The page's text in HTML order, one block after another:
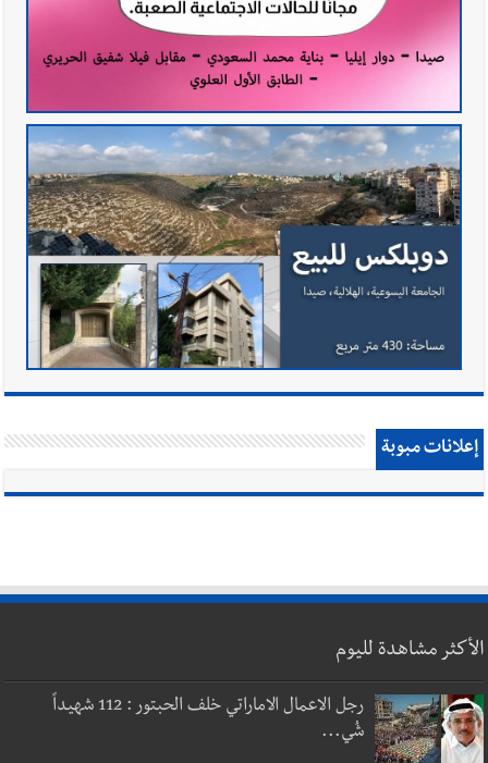
إعلانات مبوبة
الأكثر مشاهدة لليوم
رجل الاعمال الاماراتي خلف الحبتور : 112 شهيداً
شُي...